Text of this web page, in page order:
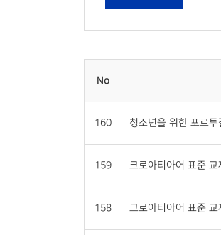
No
160 청소년을 위한 포르
159 크로아티아어 표준
158 크로아티아어 표준